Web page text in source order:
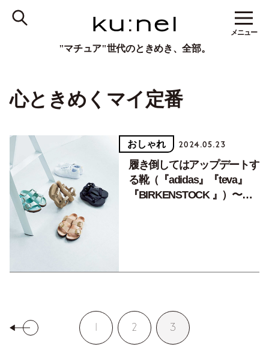
"マチュア"世代のときめき、全部。
メニュー
心ときめくマイ定番
おしゃれ 2024.05.23
履き倒してはアップデートす
る靴（『adidas』『teva』
『BIRKENSTOCK 』）〜心
1 2 3